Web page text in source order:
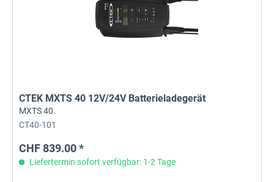
CTEK MXTS 40 12V/24V Batterieladegerät
MXTS 40
CT40-101
CHF 839.00 *
Liefertermin sofort verfügbar: 1-2 Tage